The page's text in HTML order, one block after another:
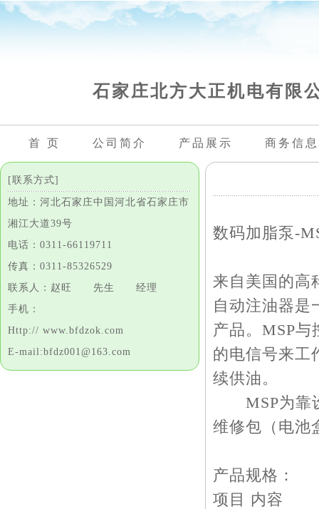
石家庄北方大正机电有限
首 页 公司简介 产品展示 商务信息
[联系方式]
地址：河北石家庄中国河北省石家庄市
湘江大道39号
电话：0311-66119711
传真：0311-85326529
联系人：赵旺 先生 经理
手机：
Http:// www.bfdzok.com
E-mail:bfdz001@163.com
数码加脂泵-
来自美国的高
自动注油器是
产品。MSP
的电信号来工
续供油。
MSP为靠设
维修包（电池
产品规格：
项目 内容